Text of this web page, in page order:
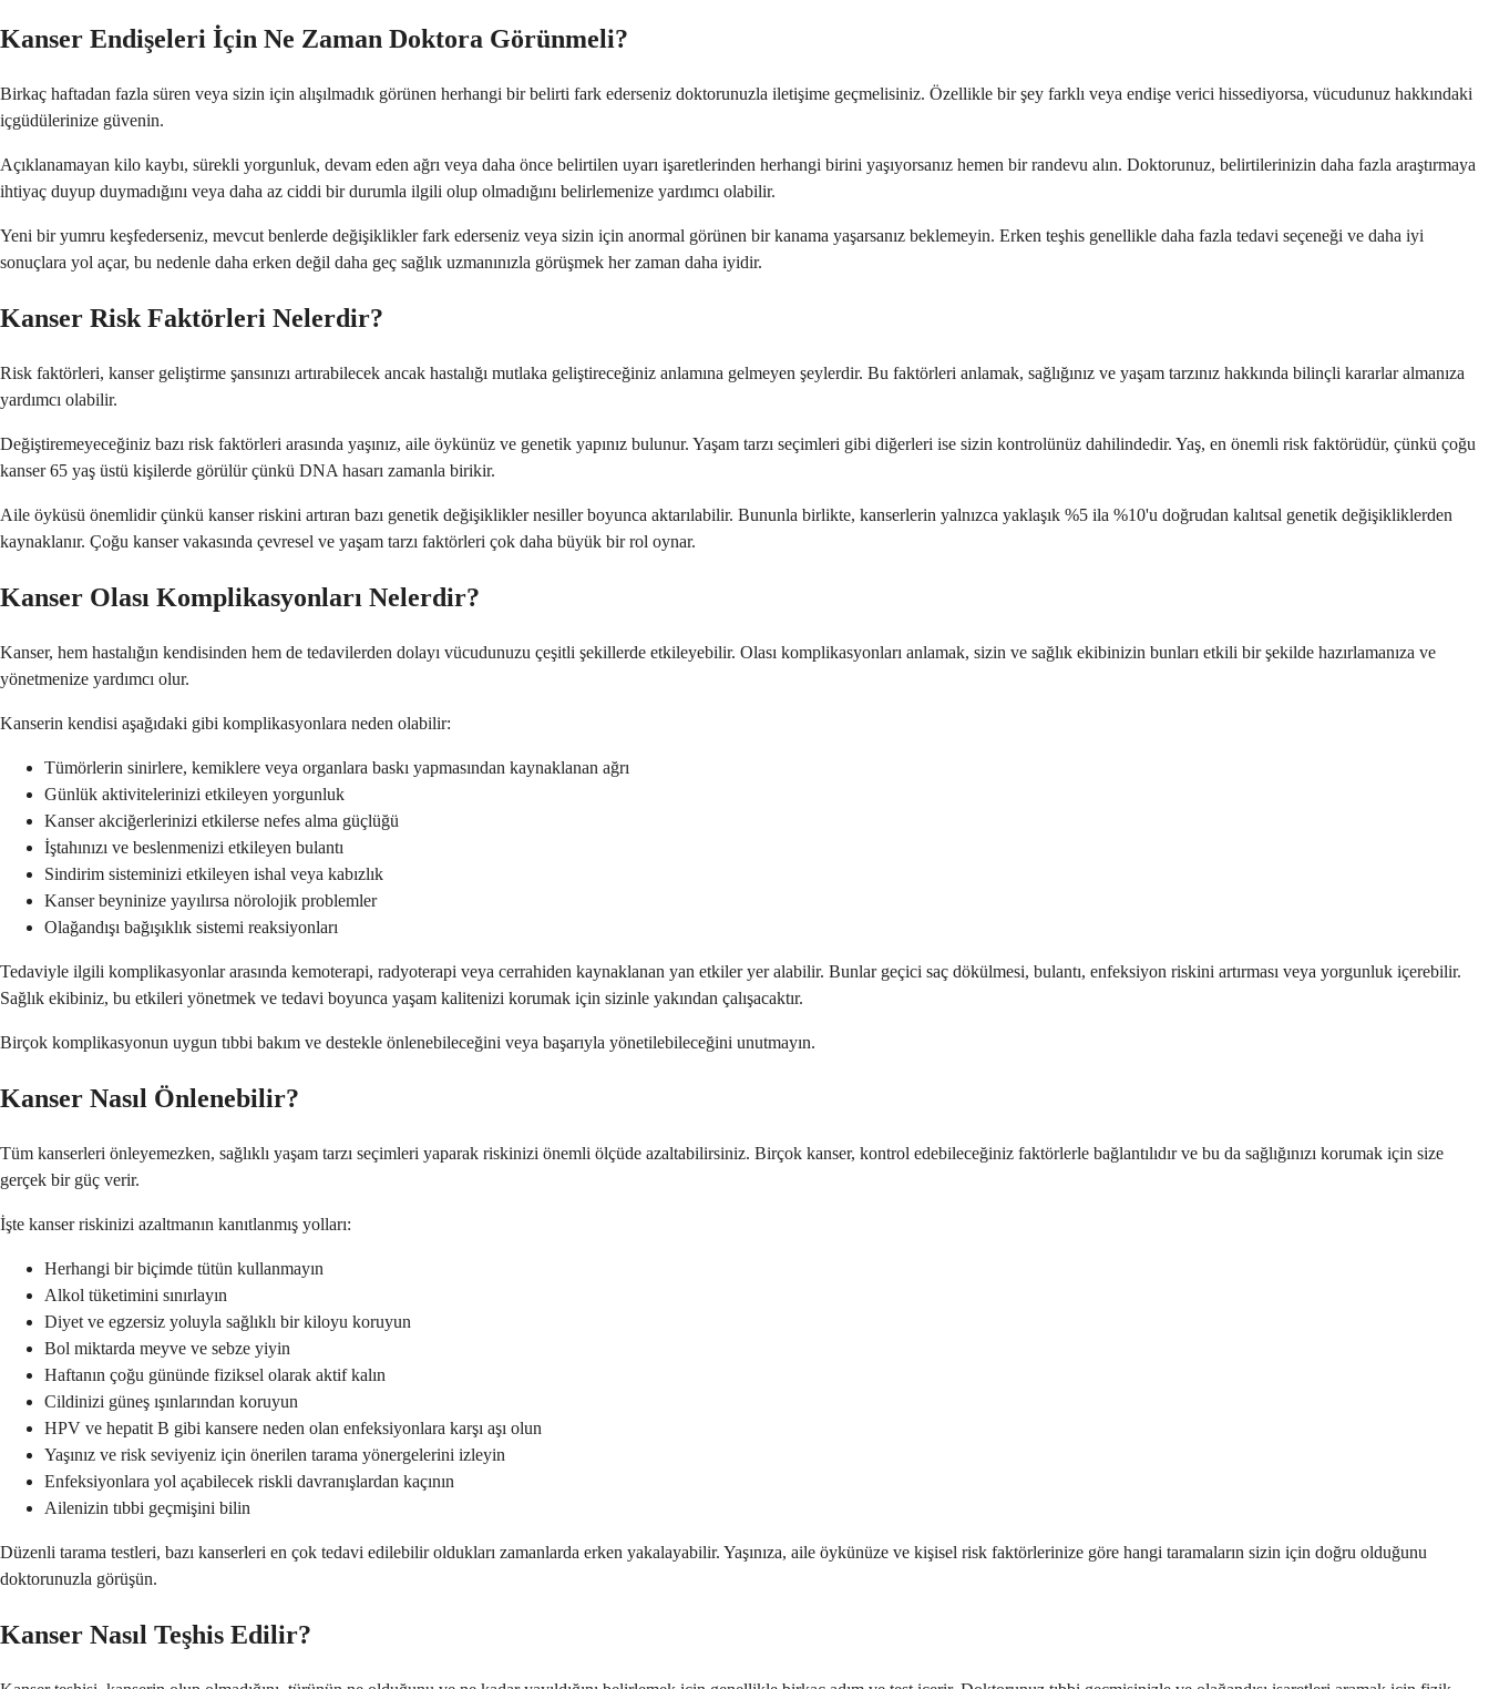
Kanser Endişeleri İçin Ne Zaman Doktora Görünmeli?
Birkaç haftadan fazla süren veya sizin için alışılmadık görünen herhangi bir belirti fark ederseniz doktorunuzla iletişime geçmelisiniz. Özellikle bir şey farklı veya endişe verici hissediyorsa, vücudunuz hakkındaki
içgüdülerinize güvenin.
Açıklanamayan kilo kaybı, sürekli yorgunluk, devam eden ağrı veya daha önce belirtilen uyarı işaretlerinden herhangi birini yaşıyorsanız hemen bir randevu alın. Doktorunuz, belirtilerinizin daha fazla araştırmaya
ihtiyaç duyup duymadığını veya daha az ciddi bir durumla ilgili olup olmadığını belirlemenize yardımcı olabilir.
Yeni bir yumru keşfederseniz, mevcut benlerde değişiklikler fark ederseniz veya sizin için anormal görünen bir kanama yaşarsanız beklemeyin. Erken teşhis genellikle daha fazla tedavi seçeneği ve daha iyi
sonuçlara yol açar, bu nedenle daha erken değil daha geç sağlık uzmanınızla görüşmek her zaman daha iyidir.
Kanser Risk Faktörleri Nelerdir?
Risk faktörleri, kanser geliştirme şansınızı artırabilecek ancak hastalığı mutlaka geliştireceğiniz anlamına gelmeyen şeylerdir. Bu faktörleri anlamak, sağlığınız ve yaşam tarzınız hakkında bilinçli kararlar almanıza
yardımcı olabilir.
Değiştiremeyeceğiniz bazı risk faktörleri arasında yaşınız, aile öykünüz ve genetik yapınız bulunur. Yaşam tarzı seçimleri gibi diğerleri ise sizin kontrolünüz dahilindedir. Yaş, en önemli risk faktörüdür, çünkü çoğu
kanser 65 yaş üstü kişilerde görülür çünkü DNA hasarı zamanla birikir.
Aile öyküsü önemlidir çünkü kanser riskini artıran bazı genetik değişiklikler nesiller boyunca aktarılabilir. Bununla birlikte, kanserlerin yalnızca yaklaşık %5 ila %10'u doğrudan kalıtsal genetik değişikliklerden
kaynaklanır. Çoğu kanser vakasında çevresel ve yaşam tarzı faktörleri çok daha büyük bir rol oynar.
Kanser Olası Komplikasyonları Nelerdir?
Kanser, hem hastalığın kendisinden hem de tedavilerden dolayı vücudunuzu çeşitli şekillerde etkileyebilir. Olası komplikasyonları anlamak, sizin ve sağlık ekibinizin bunları etkili bir şekilde hazırlamanıza ve
yönetmenize yardımcı olur.
Kanserin kendisi aşağıdaki gibi komplikasyonlara neden olabilir:
Tümörlerin sinirlere, kemiklere veya organlara baskı yapmasından kaynaklanan ağrı
Günlük aktivitelerinizi etkileyen yorgunluk
Kanser akciğerlerinizi etkilerse nefes alma güçlüğü
İştahınızı ve beslenmenizi etkileyen bulantı
Sindirim sisteminizi etkileyen ishal veya kabızlık
Kanser beyninize yayılırsa nörolojik problemler
Olağandışı bağışıklık sistemi reaksiyonları
Tedaviyle ilgili komplikasyonlar arasında kemoterapi, radyoterapi veya cerrahiden kaynaklanan yan etkiler yer alabilir. Bunlar geçici saç dökülmesi, bulantı, enfeksiyon riskini artırması veya yorgunluk içerebilir.
Sağlık ekibiniz, bu etkileri yönetmek ve tedavi boyunca yaşam kalitenizi korumak için sizinle yakından çalışacaktır.
Birçok komplikasyonun uygun tıbbi bakım ve destekle önlenebileceğini veya başarıyla yönetilebileceğini unutmayın.
Kanser Nasıl Önlenebilir?
Tüm kanserleri önleyemezken, sağlıklı yaşam tarzı seçimleri yaparak riskinizi önemli ölçüde azaltabilirsiniz. Birçok kanser, kontrol edebileceğiniz faktörlerle bağlantılıdır ve bu da sağlığınızı korumak için size
gerçek bir güç verir.
İşte kanser riskinizi azaltmanın kanıtlanmış yolları:
Herhangi bir biçimde tütün kullanmayın
Alkol tüketimini sınırlayın
Diyet ve egzersiz yoluyla sağlıklı bir kiloyu koruyun
Bol miktarda meyve ve sebze yiyin
Haftanın çoğu gününde fiziksel olarak aktif kalın
Cildinizi güneş ışınlarından koruyun
HPV ve hepatit B gibi kansere neden olan enfeksiyonlara karşı aşı olun
Yaşınız ve risk seviyeniz için önerilen tarama yönergelerini izleyin
Enfeksiyonlara yol açabilecek riskli davranışlardan kaçının
Ailenizin tıbbi geçmişini bilin
Düzenli tarama testleri, bazı kanserleri en çok tedavi edilebilir oldukları zamanlarda erken yakalayabilir. Yaşınıza, aile öykünüze ve kişisel risk faktörlerinize göre hangi taramaların sizin için doğru olduğunu
doktorunuzla görüşün.
Kanser Nasıl Teşhis Edilir?